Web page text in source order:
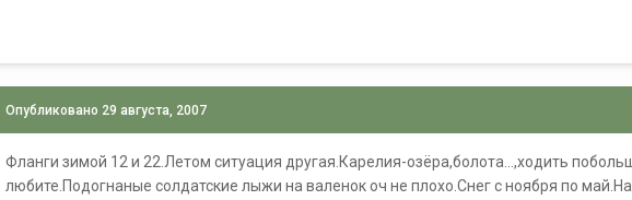
Опубликовано 29 августа, 2007
Фланги зимой 12 и 22.Летом ситуация другая.Карелия-озёра,болота...,ходить
любите.Подогнаные солдатские лыжи на валенок оч не плохо.Снег с ноября по